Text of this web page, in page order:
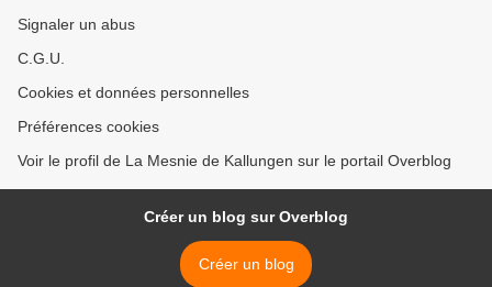
Signaler un abus
C.G.U.
Cookies et données personnelles
Préférences cookies
Voir le profil de La Mesnie de Kallungen sur le portail Overblog
Créer un blog sur Overblog
Créer un blog